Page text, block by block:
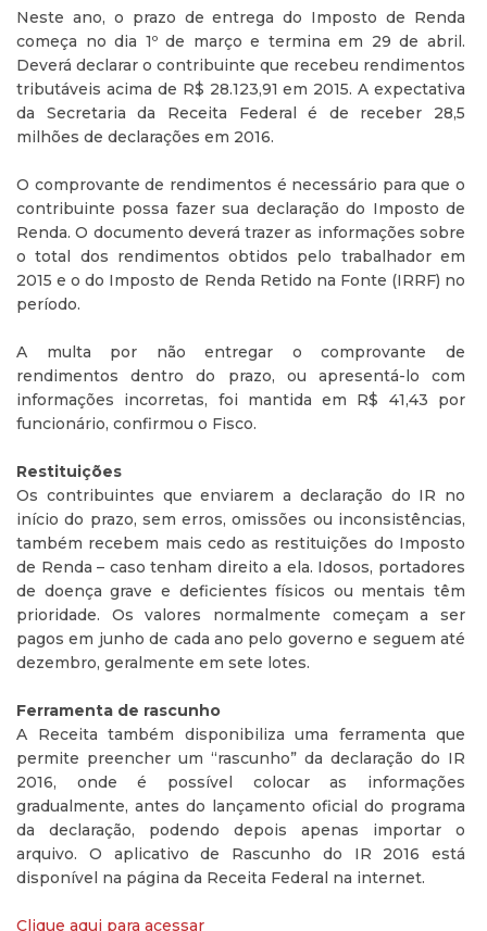
Neste ano, o prazo de entrega do Imposto de Renda
começa no dia 1º de março e termina em 29 de abril.
Deverá declarar o contribuinte que recebeu rendimentos
tributáveis acima de R$ 28.123,91 em 2015. A expectativa
da Secretaria da Receita Federal é de receber 28,5
milhões de declarações em 2016.
O comprovante de rendimentos é necessário para que o
contribuinte possa fazer sua declaração do Imposto de
Renda. O documento deverá trazer as informações sobre
o total dos rendimentos obtidos pelo trabalhador em
2015 e o do Imposto de Renda Retido na Fonte (IRRF) no
período.
A multa por não entregar o comprovante de
rendimentos dentro do prazo, ou apresentá-lo com
informações incorretas, foi mantida em R$ 41,43 por
funcionário, confirmou o Fisco.
Restituições
Os contribuintes que enviarem a declaração do IR no
início do prazo, sem erros, omissões ou inconsistências,
também recebem mais cedo as restituições do Imposto
de Renda – caso tenham direito a ela. Idosos, portadores
de doença grave e deficientes físicos ou mentais têm
prioridade. Os valores normalmente começam a ser
pagos em junho de cada ano pelo governo e seguem até
dezembro, geralmente em sete lotes.
Ferramenta de rascunho
A Receita também disponibiliza uma ferramenta que
permite preencher um “rascunho” da declaração do IR
2016, onde é possível colocar as informações
gradualmente, antes do lançamento oficial do programa
da declaração, podendo depois apenas importar o
arquivo. O aplicativo de Rascunho do IR 2016 está
disponível na página da Receita Federal na internet.
Clique aqui para acessar